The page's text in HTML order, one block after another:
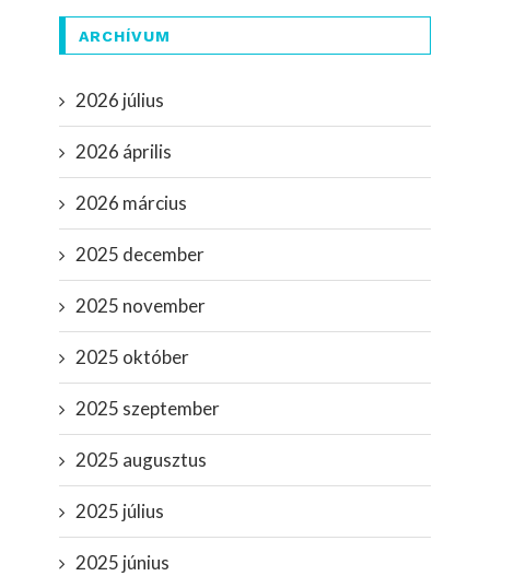
ARCHÍVUM
2026 július
2026 április
2026 március
2025 december
2025 november
2025 október
2025 szeptember
2025 augusztus
2025 július
2025 június